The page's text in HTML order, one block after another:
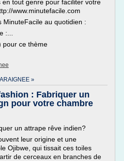
tout genre pour faciliter votre
www.minutefacile.com
MinuteFacile au quotidien :
:...
pour ce thème
»
: Fabriquer un
pour votre chambre
un attrape rêve indien?
leur origine et une
Ojibwe, qui tissait ces toiles
de cerceaux en branches de